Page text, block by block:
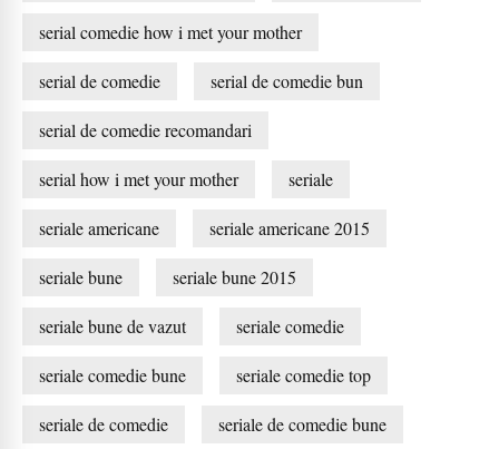
serial comedie how i met your mother
serial de comedie serial de comedie bun
serial de comedie recomandari
serial how i met your mother seriale
seriale americane seriale americane 2015
seriale bune seriale bune 2015
seriale bune de vazut seriale comedie
seriale comedie bune seriale comedie top
seriale de comedie seriale de comedie bune